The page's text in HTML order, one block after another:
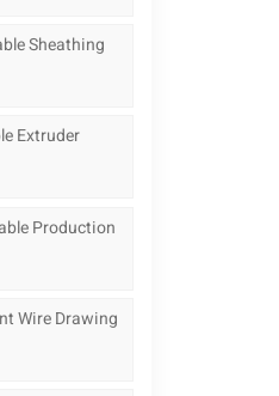
Sheathing
Extruder
Production
Wire Drawing